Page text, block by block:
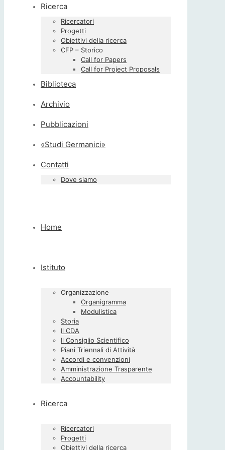
Ricerca
Ricercatori
Progetti
Obiettivi della ricerca
CFP – Storico
Call for Papers
Call for Project Proposals
Biblioteca
Archivio
Pubblicazioni
«Studi Germanici»
Contatti
Dove siamo
Home
Istituto
Organizzazione
Organigramma
Modulistica
Storia
Il CDA
Il Consiglio Scientifico
Piani Triennali di Attività
Accordi e convenzioni
Amministrazione Trasparente
Accountability
Ricerca
Ricercatori
Progetti
Obiettivi della ricerca